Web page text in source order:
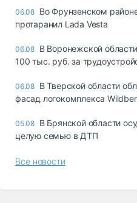
06.08 Во Фрунзенском
протаранил Lada Vesta
06.08 В Воронежской
100 тыс. руб. за
06.08 В Тверской области
фасад логокомплекса
05.08 В Брянской области
целую семью в ДТП
Все новости